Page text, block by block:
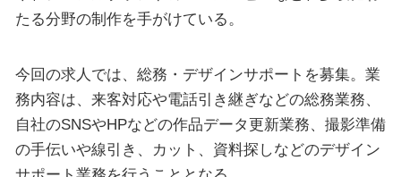
たる分野の制作を手がけている。
今回の求人では、総務・デザインサポートを募集。業
務内容は、来客対応や電話引き継ぎなどの総務業務、
自社のSNSやHPなどの作品データ更新業務、撮影準備
の手伝いや線引き、カット、資料探しなどのデザイン